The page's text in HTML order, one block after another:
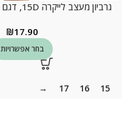
גרביון מעצב לייקרה 15D, דגם קוקטייל, צבע מלון
₪17.90
בחר אפשרויות
15
16
17
→